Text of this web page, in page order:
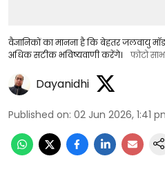
वैज्ञानिकों का मानना है कि बेहतर जलवायु
अधिक सटीक भविष्यवाणी करेंगे।
फोटो
Dayanidhi
Published on: 02 Jun 2026, 1:41